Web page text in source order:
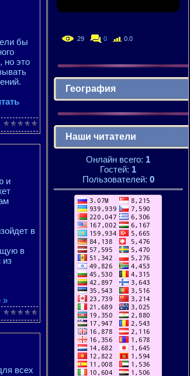
бы
но это
и
в
в
из
»
всех
29 0 0.0
География
Наши читатели
Онлайн всего: 1
Гостей: 1
Пользователей: 0